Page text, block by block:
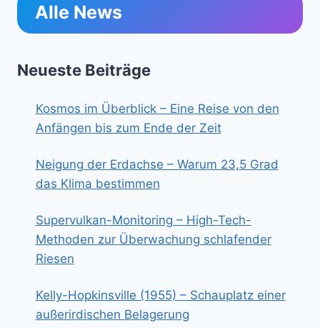
Alle News
Neueste Beiträge
Kosmos im Überblick – Eine Reise von den
Anfängen bis zum Ende der Zeit
Neigung der Erdachse – Warum 23,5 Grad
das Klima bestimmen
Supervulkan-Monitoring – High-Tech-
Methoden zur Überwachung schlafender
Riesen
Kelly-Hopkinsville (1955) – Schauplatz einer
außerirdischen Belagerung